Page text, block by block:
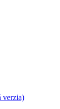
verzia)